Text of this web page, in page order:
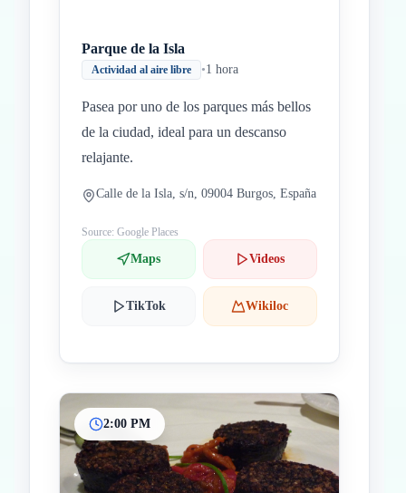
Parque de la Isla
Actividad al aire libre •1 hora
Pasea por uno de los parques más bellos
de la ciudad, ideal para un descanso
relajante.
Calle de la Isla, s/n, 09004 Burgos, España
Source: Google Places
Maps Videos
TikTok Wikiloc
2:00 PM